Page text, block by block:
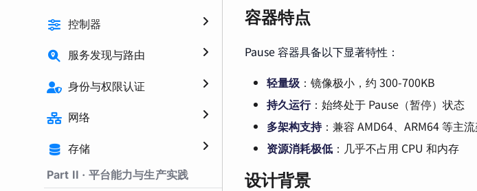
控制器
服务发现与路由
身份与权限认证
网络
存储
Part II · 平台能力与生产实践
容器特点
Pause 容器具备以下显著特性：
轻量级 ：镜像极小，约 300-700KB
持久运行：始终处于 Pause（暂停）状态
多架构支持：兼容 AMD64、ARM64 等主
资源消耗极低 ：几乎不占用 CPU 和内存
设计背景